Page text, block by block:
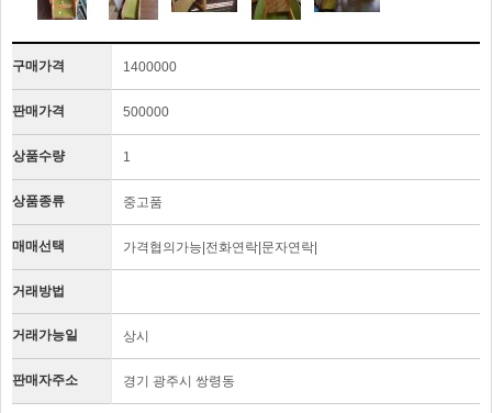
구매가격 1400000
판매가격 500000
상품수량 1
상품종류 중고품
매매선택 가격협의가능|전화연락|문자연락|
거래방법
거래가능일 상시
판매자주소 경기 광주시 쌍령동